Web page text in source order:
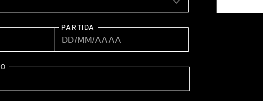
PARTIDA